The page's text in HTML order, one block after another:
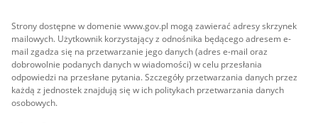
Strony dostępne w domenie www.gov.pl mogą zawierać adresy skrzynek
mailowych. Użytkownik korzystający z odnośnika będącego adresem e-
mail zgadza się na przetwarzanie jego danych (adres e-mail oraz
dobrowolnie podanych danych w wiadomości) w celu przesłania
odpowiedzi na przesłane pytania. Szczegóły przetwarzania danych przez
każdą z jednostek znajdują się w ich politykach przetwarzania danych
osobowych.